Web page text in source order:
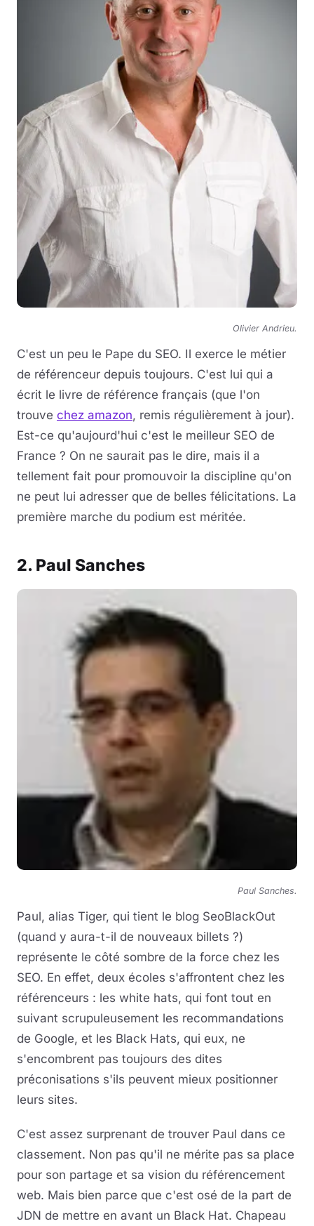
Olivier Andrieu.
C'est un peu le Pape du SEO. Il exerce le métier
de référenceur depuis toujours. C'est lui qui a
écrit le livre de référence français (que l'on
trouve chez amazon, remis régulièrement à jour).
Est-ce qu'aujourd'hui c'est le meilleur SEO de
France ? On ne saurait pas le dire, mais il a
tellement fait pour promouvoir la discipline qu'on
ne peut lui adresser que de belles félicitations. La
première marche du podium est méritée.
2. Paul Sanches
Paul Sanches.
Paul, alias Tiger, qui tient le blog SeoBlackOut
(quand y aura-t-il de nouveaux billets ?)
représente le côté sombre de la force chez les
SEO. En effet, deux écoles s'affrontent chez les
référenceurs : les white hats, qui font tout en
suivant scrupuleusement les recommandations
de Google, et les Black Hats, qui eux, ne
s'encombrent pas toujours des dites
préconisations s'ils peuvent mieux positionner
leurs sites.
C'est assez surprenant de trouver Paul dans ce
classement. Non pas qu'il ne mérite pas sa place
pour son partage et sa vision du référencement
web. Mais bien parce que c'est osé de la part de
JDN de mettre en avant un Black Hat. Chapeau